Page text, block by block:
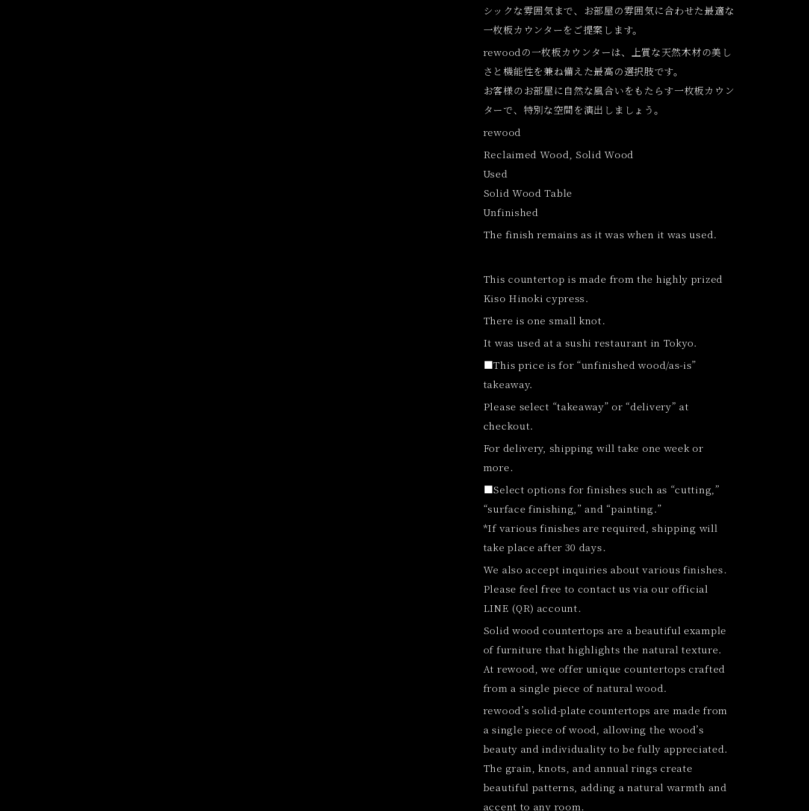
シックな雰囲気まで、お部屋の雰囲気に合わせた最適な
一枚板カウンターをご提案します。
rewoodの一枚板カウンターは、上質な天然木材の美し
さと機能性を兼ね備えた最高の選択肢です。
お客様のお部屋に自然な風合いをもたらす一枚板カウン
ターで、特別な空間を演出しましょう。
rewood
Reclaimed Wood, Solid Wood
Used
Solid Wood Table
Unfinished
The finish remains as it was when it was used.
This countertop is made from the highly prized
Kiso Hinoki cypress.
There is one small knot.
It was used at a sushi restaurant in Tokyo.
■This price is for “unfinished wood/as-is”
takeaway.
Please select “takeaway” or “delivery” at
checkout.
For delivery, shipping will take one week or
more.
■Select options for finishes such as “cutting,”
“surface finishing,” and “painting.”
*If various finishes are required, shipping will
take place after 30 days.
We also accept inquiries about various finishes.
Please feel free to contact us via our official
LINE (QR) account.
Solid wood countertops are a beautiful example
of furniture that highlights the natural texture.
At rewood, we offer unique countertops crafted
from a single piece of natural wood.
rewood’s solid-plate countertops are made from
a single piece of wood, allowing the wood’s
beauty and individuality to be fully appreciated.
The grain, knots, and annual rings create
beautiful patterns, adding a natural warmth and
accent to any room.